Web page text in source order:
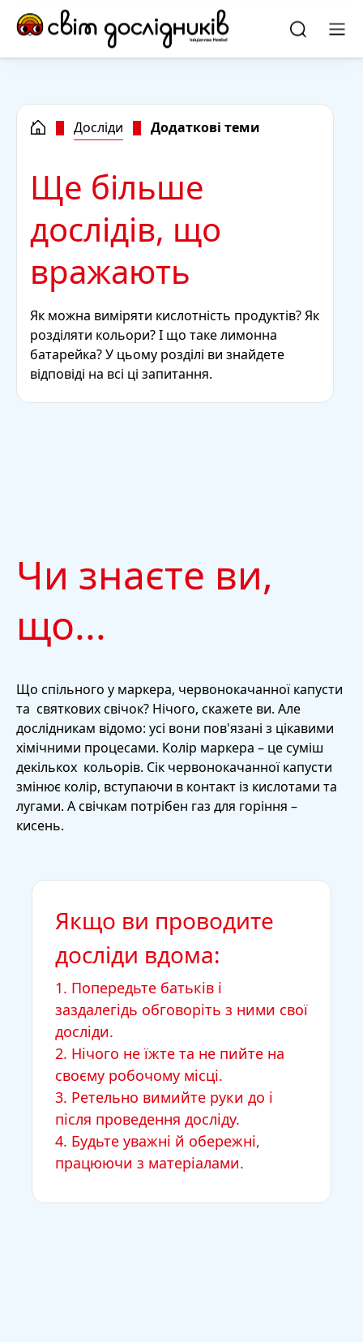
Skip to main content
Skip to footer
quick
Досліди Додаткові теми
Ще більше
дослідів, що
вражають
Як можна виміряти кислотність продуктів? Як
розділяти кольори? І що таке лимонна
батарейка? У цьому розділі ви знайдете
відповіді на всі ці запитання.
Чи знаєте ви,
що...
Що спільного у маркера, червонокачанної капусти
та святкових свічок? Нічого, скажете ви. Але
дослідникам відомо: усі вони пов'язані з цікавими
хімічними процесами. Колір маркера – це суміш
декількох кольорів. Сік червонокачанної капусти
змінює колір, вступаючи в контакт із кислотами та
лугами. А свічкам потрібен газ для горіння –
кисень.
Якщо ви проводите
досліди вдома:
1. Попередьте батьків і
заздалегідь обговоріть з ними свої
досліди.
2. Нічого не їжте та не пийте на
своєму робочому місці.
3. Ретельно вимийте руки до і
після проведення досліду.
4. Будьте уважні й обережні,
працюючи з матеріалами.